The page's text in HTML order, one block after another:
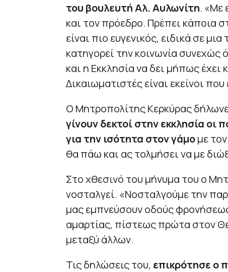
του βουλευτή Αλ. Αυλωνίτη. «Με
και τον πρόεδρο. Πρέπει κάποια
είναι πιο ευγενικός, ειδικά σε
κατηγορεί την κοινωνία συνεχώς
και η Εκκλησία να δει μήπως έχει
Δικαιωματιστές είναι εκείνοι
Ο Μητροπολίτης Κερκύρας
γίνουν δεκτοί στην εκκλησία οι
για την ισότητα στον γάμομε τον
θα πάω και ας τολμήσει να με
Στο χθεσινό του μήνυμα του ο
νοσταλγεί. «Νοσταλγούμε την
μας εμπνεύσουν οδούς
αμαρτίας, πίστεως πρώτα στον
μεταξύ άλλων.
Τις δηλώσεις του, επικρότησε ο